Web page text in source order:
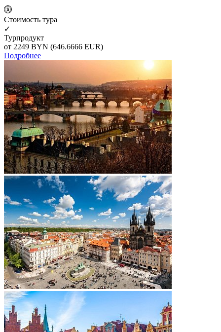
Cтоимость тура
✓
Турпродукт
от 2249 BYN (646.6666 EUR)
Подробнее